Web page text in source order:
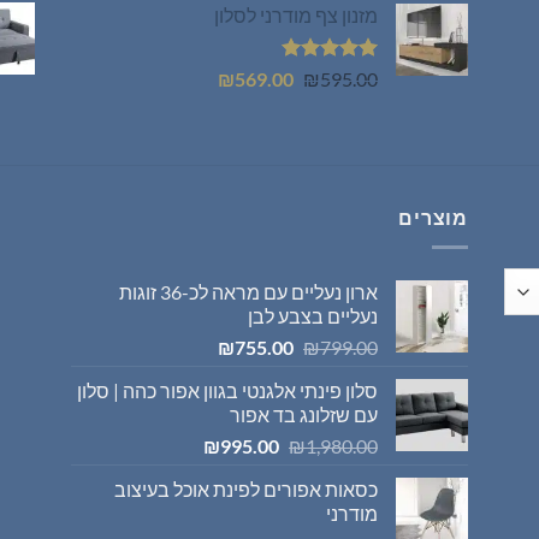
היה:
₪449.00.
הוא:מזנון צף מודרני לסלון
דורג5.00
₪595.00
המחיר ₪569.00
המחיר
מוצרים
ארון נעליים עם מראה לכ-36 זוגות
נעליים בצבע לבן
₪799.00
המחיר
היה:
₪799.00.
₪755.00
המחיר
הוא:
סלון פינתי אלגנטי בגוון אפור כהה | סלון
עם שזלונג בד אפור
₪1,980.00
המחיר
היה:
₪995.00
המחיר
הוא:
כסאות אפורים לפינת אוכל בעיצוב
מודרני